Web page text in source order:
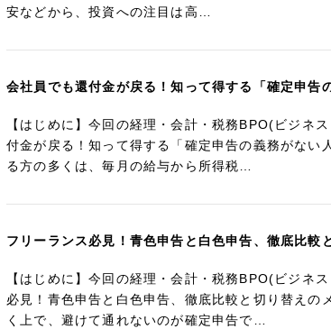
安などから、投資への注目は高…
会社員でも還付金が戻る！知って得する「確定申告
【はじめに】今回の経理・会計・税務BPO(ビジネ
付金が戻る！知って得する「確定申告の義務がな
る方の多くは、毎月の給与から所得税…
フリーランス必見！青色申告と白色申告、徹底比較
【はじめに】今回の経理・会計・税務BPO(ビジネ
必見！青色申告と白色申告、徹底比較と切り替え
く上で、避けて通れないのが確定申告で…